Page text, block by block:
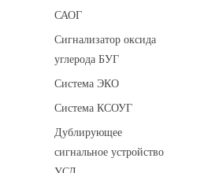
САОГ
Сигнализатор оксида
углерода БУГ
Система ЭКО
Система КСОУГ
Дублирующее
сигнальное устройство